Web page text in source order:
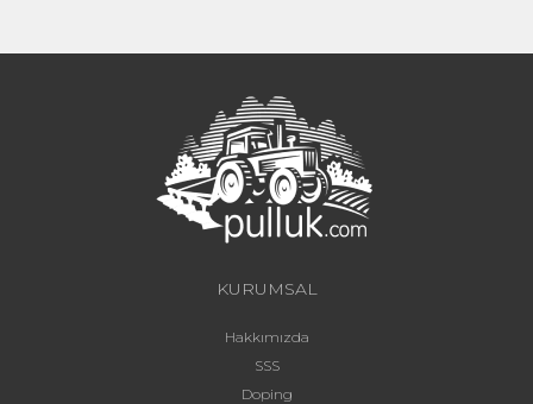
KURUMSAL
Hakkımızda
SSS
Doping